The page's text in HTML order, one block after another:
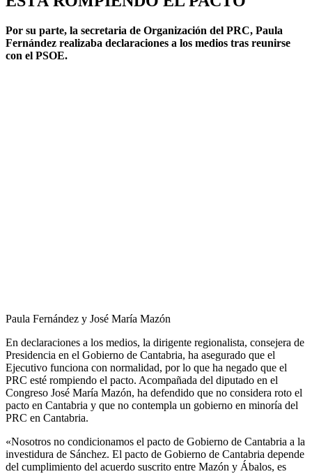
Por su parte, la secretaria de Organización del PRC, Paula
Fernández realizaba declaraciones a los medios tras reunirse
con el PSOE.
Paula Fernández y José María Mazón
En declaraciones a los medios, la dirigente regionalista, consejera de
Presidencia en el Gobierno de Cantabria, ha asegurado que el
Ejecutivo funciona con normalidad, por lo que ha negado que el
PRC esté rompiendo el pacto. Acompañada del diputado en el
Congreso José María Mazón, ha defendido que no considera roto el
pacto en Cantabria y que no contempla un gobierno en minoría del
PRC en Cantabria.
«Nosotros no condicionamos el pacto de Gobierno de Cantabria a la
investidura de Sánchez. El pacto de Gobierno de Cantabria depende
del cumplimiento del acuerdo suscrito entre Mazón y Ábalos, es